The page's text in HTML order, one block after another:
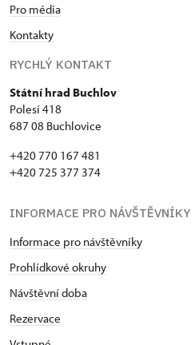
Pro média
Kontakty
RYCHLÝ KONTAKT
Státní hrad Buchlov
Polesí 418
687 08 Buchlovice
+420 770 167 481
+420 725 377 374
INFORMACE PRO NÁVŠTĚVNÍKY
Informace pro návštěvníky
Prohlídkové okruhy
Návštěvní doba
Rezervace